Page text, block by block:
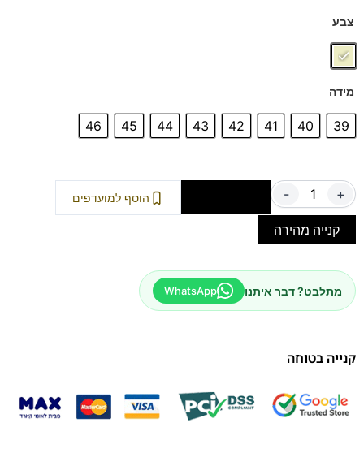
צבע
מידה
39
40
41
42
43
44
45
46
- + הוסף למועדפים
קנייה מהירה
מתלבט? דבר איתנו WhatsApp
קנייה בטוחה